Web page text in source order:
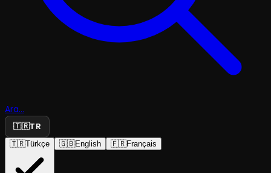
Ara...
🇹🇷TR
🇹🇷Türkçe 🇬🇧English 🇫🇷Français